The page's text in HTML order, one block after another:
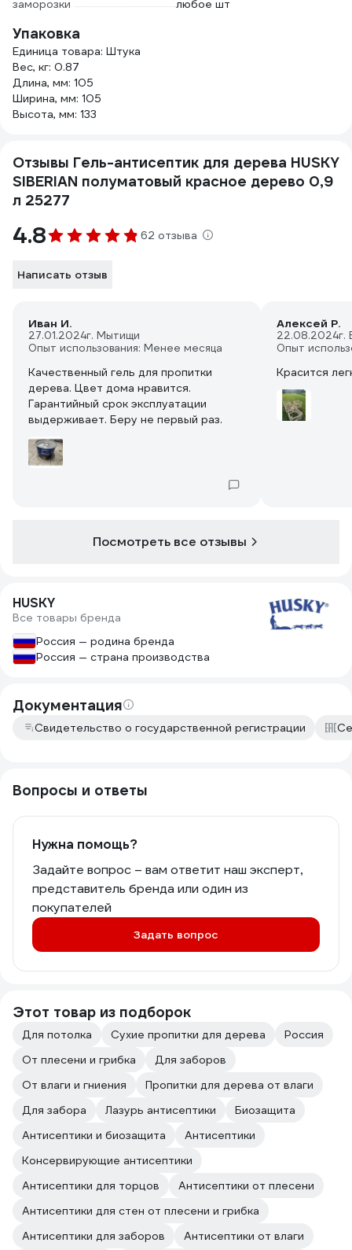
заморозки любое шт
Упаковка
Единица товара: Штука
Вес, кг: 0.87
Длина, мм: 105
Ширина, мм: 105
Высота, мм: 133
Отзывы Гель-антисептик для дерева HUSKY
SIBERIAN полуматовый красное дерево 0,9
л 25277
4.8 62 отзыва
Написать отзыв
Иван И.
27.01.2024г. Мытищи
Опыт использования: Менее месяца
Качественный гель для пропитки
дерева. Цвет дома нравится.
Гарантийный срок эксплуатации
выдерживает. Беру не первый раз.
Алексей Р.
22.08.2024г.
Опыт
Красится
Посмотреть все отзывы
HUSKY
Все товары бренда
Россия — родина бренда
Россия — страна производства
Документация
Свидетельство о государственной регистрации
Вопросы и ответы
Нужна помощь?
Задайте вопрос – вам ответит наш эксперт,
представитель бренда или один из
покупателей
Задать вопрос
Этот товар из подборок
Для потолка Сухие пропитки для дерева
Россия
От плесени и грибка
Для заборов
От влаги и гниения
Пропитки для дерева от влаги
Для забора
Лазурь антисептики
Биозащита
Антисептики и биозащита
Антисептики
Консервирующие антисептики
Антисептики для торцов
Антисептики от плесени
Антисептики для стен от плесени и грибка
Антисептики для заборов
Антисептики от влаги